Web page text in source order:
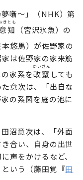
噺〜」（NHK）第
意知
きとも
（宮沢氷魚）の
本悠馬）が佐野家の
は佐野家の家来筋
家系を改竄
かいざん
しても
意次は、「出自な
の系図を庭の池に
沼意次は、「外面
合い、自身の出世
声をかけるなど、
いう（藤田覚『田